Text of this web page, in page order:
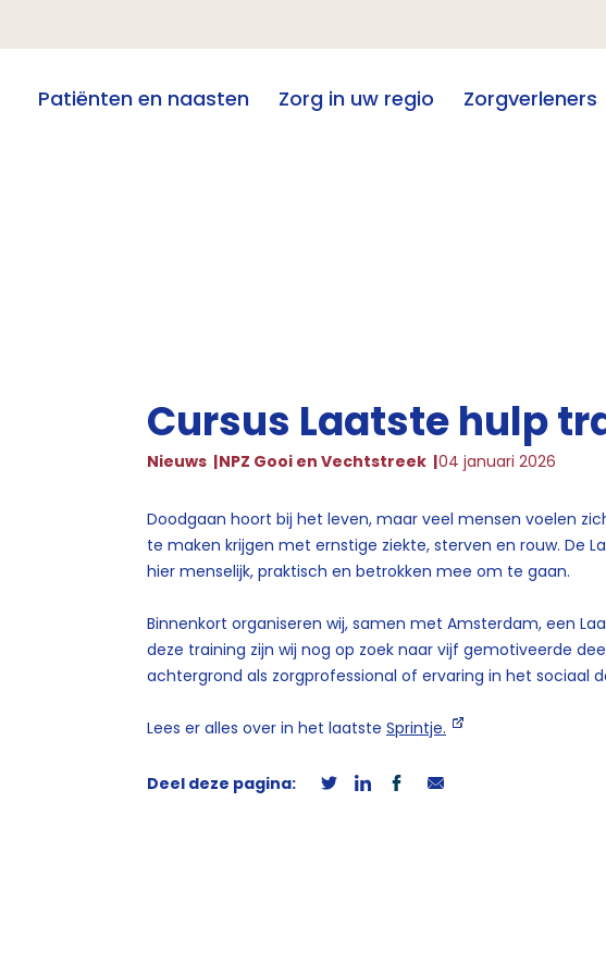
Patiënten en naasten Zorg in uw regio Zorgverleners
Cursus Laatste hulp
Nieuws NPZ Gooi en Vechtstreek 04 januari 2026
Doodgaan hoort bij het leven, maar veel mensen voelen
te maken krijgen met ernstige ziekte, sterven en rouw. De
hier menselijk, praktisch en betrokken mee om te gaan.
Binnenkort organiseren wij, samen met Amsterdam, een
deze training zijn wij nog op zoek naar vijf gemotiveerde
achtergrond als zorgprofessional of ervaring in het sociaal
Lees er alles over in het laatste Sprintje.
Deel deze pagina: